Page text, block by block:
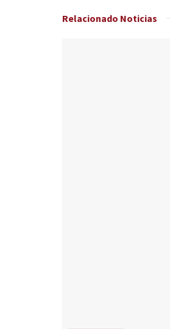
Relacionado Noticias